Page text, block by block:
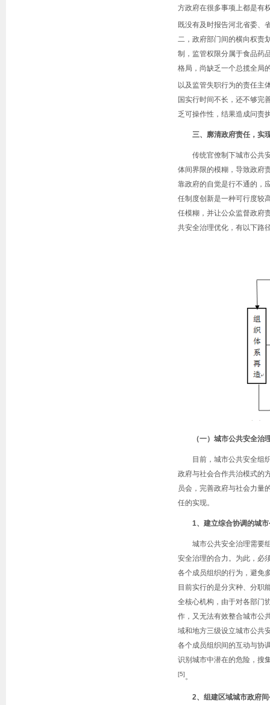
方政府在很多事项上都是有
既没有及时报告河北省委、
二，政府部门间的横向权责
制，监管权限分属于食品药
格局，尚缺乏一个总揽全局
以及监管失职行为的责任主
国实行时间不长，还不够完
乏可操作性，结果造成问责
三、廓清政府责任，实
传统官僚制下城市公共
体间界限的模糊，导致政府
靠政府的自觉是行不通的，
任制度创新是一种可行度较
任模糊，并让公众监督政府
共安全治理优化，有以下路
（一）城市公共安全治
目前，城市公共安全组
政府与社会合作共治模式的
员会，完善政府与社会力量
任的实现。
1、建立综合协调的城
城市公共安全治理需要
安全治理的合力。为此，必
各个成员组织的行为，避免
目前实行的是分灾种、分职
全核心机构，由于对各部门
作，又无法有效整合城市公
域和地方三级设立城市公共
各个成员组织间的互动与协
识别城市中潜在的危险，搜
[5]。
2、组建区域城市政府